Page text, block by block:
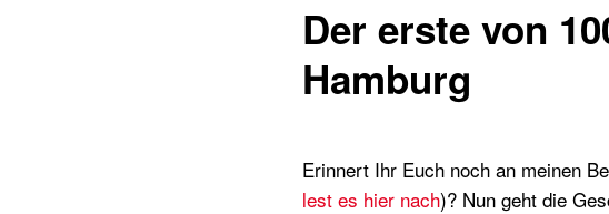
Der erste von
Hamburg
Erinnert Ihr Euch noch an meinen
lest es hier nach)? Nun geht die